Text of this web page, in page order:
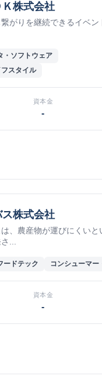
Ｋ株式会社
がりを継続できるイベン
・ソフトウェア
スタイル
資本金
-
株式会社
、農産物が運びにくいと
...
ードテック コンシューマー
資本金
-